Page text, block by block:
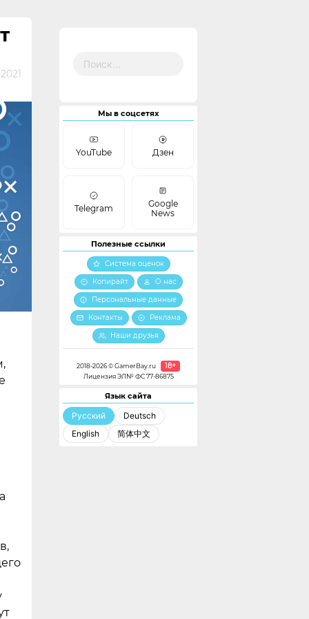
Мы в соцсетях
YouTube Дзен
Telegram
Google
News
Полезные ссылки
Система оценок
Копирайт
О нас
Персональные данные
Контакты
Реклама
Наши друзья
2018-2026 © GamerBay.ru 18+
Лицензия ЭЛ№ ФС 77-86875
Язык сайта
Русский
Deutsch
English
简体中文